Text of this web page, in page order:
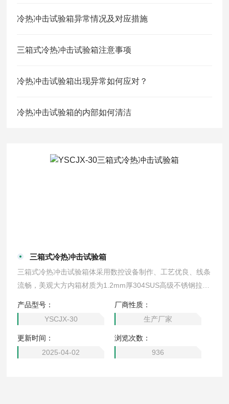
冷热冲击试验箱异常情况及对应措施
三箱式冷热冲击试验箱注意事项
冷热冲击试验箱出现异常如何应对？
冷热冲击试验箱的内部如何清洁
三箱式冷热冲击试验箱
三箱式冷热冲击试验箱体采用数控设备制作、工艺优良、线条
流畅，美观大方内箱材质为1.2mm厚304SUS高级不锈钢拉丝
产品型号：
YSCJX-30
厂商性质：
生产厂家
更新时间：
2025-04-02
浏览次数：
936